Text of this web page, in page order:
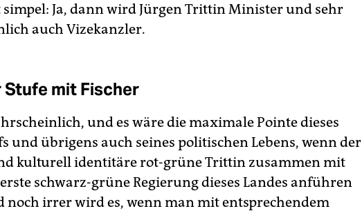
Ja, dann wird Jürgen Trittin Minister und sehr
auch Vizekanzler.
Stufe mit Fischer
und es wäre die maximale Pointe dieses
und übrigens auch seines politischen Lebens, wenn der
kulturell identitäre rot-grüne Trittin zusammen mit
schwarz-grüne Regierung dieses Landes anführen
noch irrer wird es, wenn man mit entsprechendem